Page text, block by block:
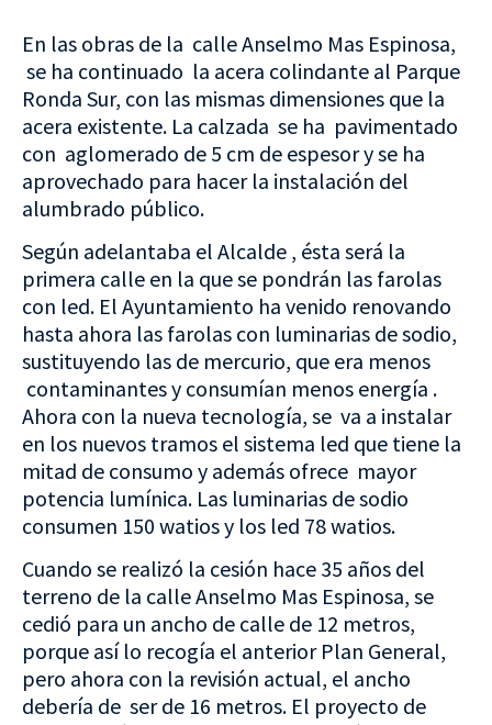
En las obras de la calle Anselmo Mas Espinosa,
se ha continuado la acera colindante al Parque
Ronda Sur, con las mismas dimensiones que la
acera existente. La calzada se ha pavimentado
con aglomerado de 5 cm de espesor y se ha
aprovechado para hacer la instalación del
alumbrado público.
Según adelantaba el Alcalde , ésta será la
primera calle en la que se pondrán las farolas
con led. El Ayuntamiento ha venido renovando
hasta ahora las farolas con luminarias de sodio,
sustituyendo las de mercurio, que era menos
contaminantes y consumían menos energía .
Ahora con la nueva tecnología, se va a instalar
en los nuevos tramos el sistema led que tiene la
mitad de consumo y además ofrece mayor
potencia lumínica. Las luminarias de sodio
consumen 150 watios y los led 78 watios.
Cuando se realizó la cesión hace 35 años del
terreno de la calle Anselmo Mas Espinosa, se
cedió para un ancho de calle de 12 metros,
porque así lo recogía el anterior Plan General,
pero ahora con la revisión actual, el ancho
debería de ser de 16 metros. El proyecto de